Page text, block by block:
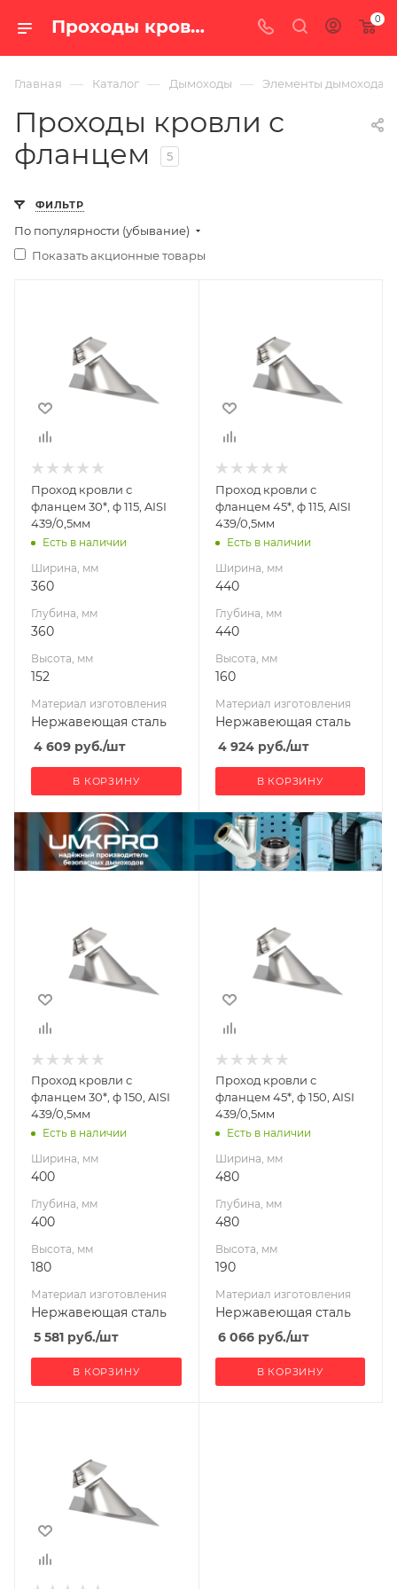
Проходы кровли с фланцем — купить по цене от 2 420 руб. с доставкой по России в интернет-магазине «100 печей.ру» 0
Главная — Каталог — Дымоходы — Элементы дымохода
Проходы кровли с
фланцем
5
ФИЛЬТР
По популярности (убывание)
Показать акционные товары
Глубина, мм
Высота, мм
152
Материал
Нержавеющая
сталь
Диаметр дымохода,
мм
Производитель
Проход кровли с
фланцем 30*, ф 115, AISI
439/0,5мм
Есть в наличии
Ширина, мм
360
Глубина, мм
360
Высота, мм
152
Материал изготовления
Нержавеющая сталь
4 609 руб./шт
В КОРЗИНУ
Глубина, мм
Высота, мм
160
Материал
Нержавеющая
сталь
Диаметр дымохода,
мм
Производитель
Проход кровли с
фланцем 45*, ф 115, AISI
439/0,5мм
Есть в наличии
Ширина, мм
440
Глубина, мм
440
Высота, мм
160
Материал изготовления
Нержавеющая сталь
4 924руб./шт
В КОРЗИНУ
Глубина, мм
Высота, мм
180
Материал
Нержавеющая
сталь
Диаметр дымохода,
мм
Производитель
Проход кровли с
фланцем 30*, ф 150, AISI
439/0,5мм
Есть в наличии
Ширина, мм
400
Глубина, мм
400
Высота, мм
180
Материал изготовления
Нержавеющая сталь
5 581 руб./шт
В КОРЗИНУ
Глубина, мм
Высота, мм
190
Материал
Нержавеющая
сталь
Диаметр дымохода,
мм
Производитель
Проход кровли с
фланцем 45*, ф 150, AISI
439/0,5мм
Есть в наличии
Ширина, мм
480
Глубина, мм
480
Высота, мм
190
Материал изготовления
Нержавеющая сталь
6 066руб./шт
В КОРЗИНУ
Глубина, мм
Высота, мм
160
Материал